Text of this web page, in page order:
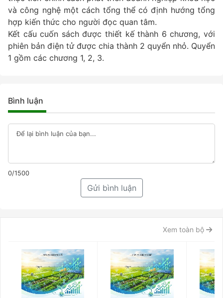
và công nghệ một cách tổng thể có định hướng tổng
hợp kiến thức cho người đọc quan tâm.
Kết cấu cuốn sách được thiết kế thành 6 chương, với
phiên bản điện tử được chia thành 2 quyển nhỏ. Quyển
1 gồm các chương 1, 2, 3.
Bình luận
0/1500
Gửi bình luận
Xem toàn bộ